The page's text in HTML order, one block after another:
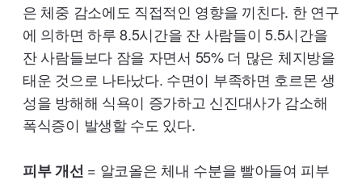
은 체중 감소에도 직접적인 영향을 끼친다. 한 연구
에 의하면 하루8.5시간을 잔 사람들이5.5시간을
잔 사람들보다 잠을 자면서 55% 더 많은 체지방을
태운 것으로 나타났다. 수면이 부족하면 호르몬 생
성을 방해해 식욕이 증가하고 신진대사가 감소해
폭식증이 발생할 수도 있다.
피부 개선 = 알코올은 체내 수분을 빨아들여 피부